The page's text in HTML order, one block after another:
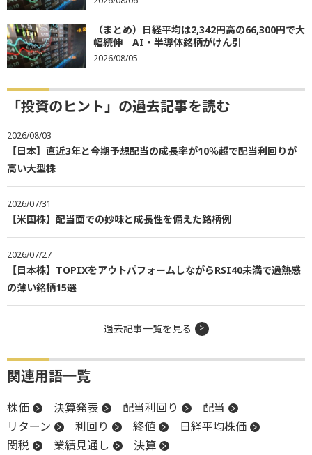
（まとめ）日経平均は2,342円高の66,300円で大
幅続伸 AI・半導体銘柄がけん引
2026/08/05
「投資のヒント」の過去記事を読む
2026/08/03
【日本】直近3年と今期予想配当の成長率が10％超で配当利回りが
高い大型株
2026/07/31
【米国株】配当面での妙味と成長性を備えた銘柄例
2026/07/27
【日本株】TOPIXをアウトパフォームしながらRSI40未満で過熱感
の薄い銘柄15選
過去記事一覧を見る
関連用語一覧
株価 決算発表 配当利回り
配当
リターン
利回り 終値
日経平均株価
関税
業績見通し 決算